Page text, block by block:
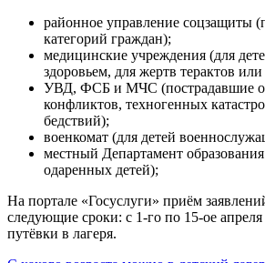
районное управление соцзащиты
категорий граждан);
медицинские учреждения (для
здоровьем, для жертв терактов
УВД, ФСБ и МЧС (пострадавшие
конфликтов, техногенных
бедствий);
военкомат (для детей
местный Департамент
одаренных детей);
На портале «Госуслуги» приём
следующие сроки: с 1-го по 15-ое
путёвки в лагеря.